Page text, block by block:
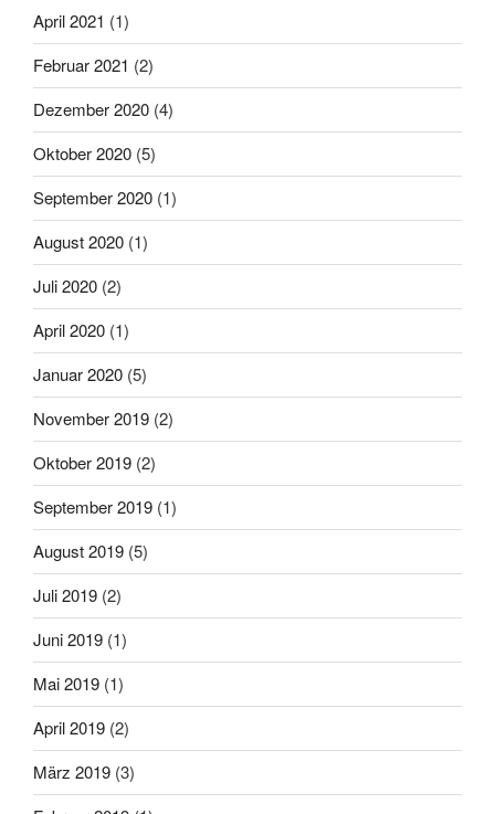
April 2021 (1)
Februar 2021 (2)
Dezember 2020 (4)
Oktober 2020 (5)
September 2020 (1)
August 2020 (1)
Juli 2020 (2)
April 2020 (1)
Januar 2020 (5)
November 2019 (2)
Oktober 2019 (2)
September 2019 (1)
August 2019 (5)
Juli 2019 (2)
Juni 2019 (1)
Mai 2019 (1)
April 2019 (2)
März 2019 (3)